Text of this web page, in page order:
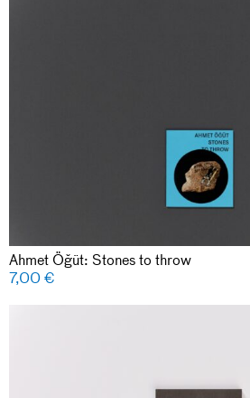
Ahmet Öğüt: Stones to throw
7,00€